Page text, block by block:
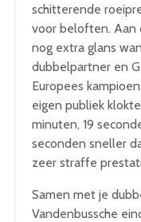
schitterende
voor beloften. Aan
nog extra glans
dubbelpartner en
Europees
eigen publiek
minuten, 19
seconden sneller
zeer straffe
Samen met je
Vandenbussche